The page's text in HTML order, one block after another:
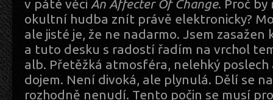
v páté věci An Affecter Of Change. Proč by
okultní hudba znít právě elektronicky?
ale jisté je, že ne nadarmo. Jsem
a tuto desku s radostí řadím na vrchol
alb. Přetěžká atmosféra, nelehký
dojem. Není divoká, ale plynulá. Dělí se
rozhodně nenudí. Tento počin se musí